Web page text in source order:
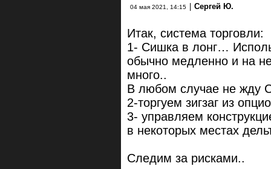
04 мая 2021, 14:15 Сергей Ю.
Итак, система торговли:
1- Сишка в лонг…
обычно медленно и на
много..
В любом случае не жду
2-торгуем зигзаг из
3- управляем
в некоторых местах
Следим за рисками..